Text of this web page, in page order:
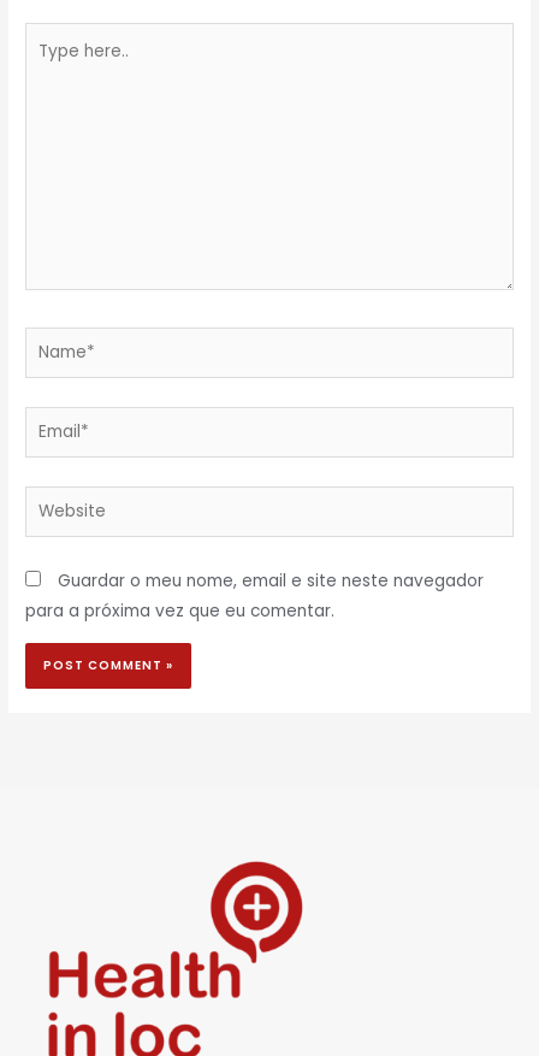
here..
Name*
Email*
Website
Guardar o meu nome, email e site neste navegador
para a próxima vez que eu comentar.